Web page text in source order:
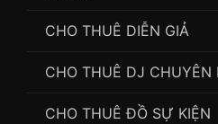
CHO THUÊ DIỄN GIẢ
CHO THUÊ DJ CHUYÊN
CHO THUÊ ĐỒ SỰ KIỆN